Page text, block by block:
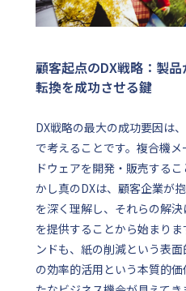
顧客起点のDX戦略：製
転換を成功させる鍵
DX戦略の最大の成功要因は
で考えることです。複合機
ドウェアを開発・販売する
かし真のDXは、顧客企業が
を深く理解し、それらの解
を提供することから始まり
ンドも、紙の削減という表
の効率的活用という本質的